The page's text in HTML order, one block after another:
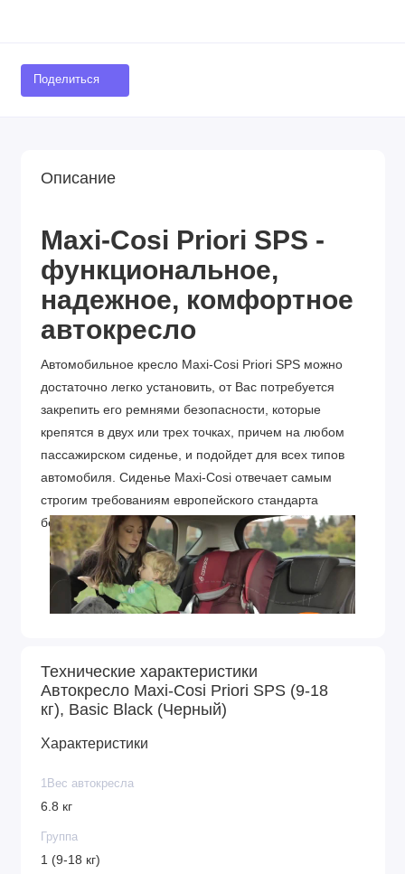
Поделиться
Описание
Maxi-Cosi Priori SPS -
функциональное,
надежное, комфортное
автокресло
Автомoбильное крeслo Maxi-Cosi Priori SPS можно
достаточно легко установить, от Вас потребуется
закрепить его ремнями безопасности, которые
крепятся в двух или трех точках, причем на любом
пассажирском сиденье, и подойдет для всех типов
автомобиля. Сиденье Maxi-Cosi отвечает самым
строгим требованиям европейского стандарта
безопасности ECE R44/04.
Технические характеристики
Автокресло Maxi-Cosi Priori SPS (9-18
кг), Basic Black (Черный)
Характеристики
1Вес автокресла
6.8 кг
Группа
1 (9-18 кг)